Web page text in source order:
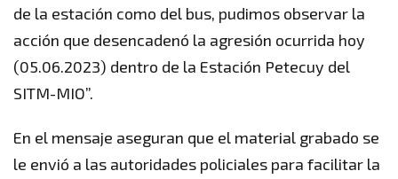
de la estación como del bus, pudimos observar la
acción que desencadenó la agresión ocurrida hoy
(05.06.2023) dentro de la Estación Petecuy del
SITM-MIO”.
En el mensaje aseguran que el material grabado se
le envió a las autoridades policiales para facilitar la